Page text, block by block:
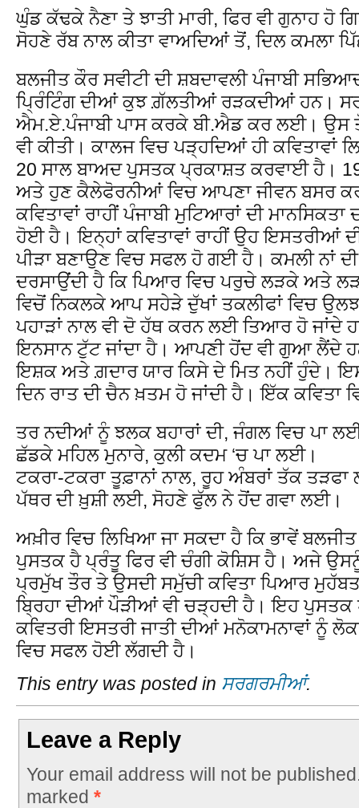
ਘੁੰਡ ਕੱਢਕੇ ਨੈਣਾ ਤੇ ਝਾਤੀ ਮਾਰੀ, ਫਿਰ ਵੀ ਗੁਨਾਹ ਹੋ
ਸੋਹਣੇ ਰੱਬ ਨਾਲ ਕੀਤਾ ਵਾਅਦਿਆਂ ਤੋਂ, ਦਿਲ ਕਮਲਾ
ਬਲਜੀਤ ਕੌਰ ਸਵੀਟੀ ਦੀ ਸ਼ਬਦਾਵਲੀ ਪੰਜਾਬੀ
ਪ੍ਰਿੰਟਿੰਗ ਦੀਆਂ ਕੁਝ ਗ਼ੱਲਤੀਆਂ ਰੜਕਦੀਆਂ ਹਨ।
ਐਮ.ਏ.ਪੰਜਾਬੀ ਪਾਸ ਕਰਕੇ ਬੀ.ਐਡ ਕਰ ਲਈ। ਉਸ
ਵੀ ਕੀਤੀ। ਕਾਲਜ ਵਿਚ ਪੜ੍ਹਦਿਆਂ ਹੀ
20 ਸਾਲ ਬਾਅਦ ਪੁਸਤਕ ਪ੍ਰਕਾਸ਼ਤ ਕਰਵਾਈ ਹੈ।
ਅਤੇ ਹੁਣ ਕੈਲੇਫੋਰਨੀਆਂ ਵਿਚ ਆਪਣਾ ਜੀਵਨ ਬਸਰ
ਕਵਿਤਾਵਾਂ ਰਾਹੀਂ ਪੰਜਾਬੀ ਮੁਟਿਆਰਾਂ ਦੀ
ਹੋਈ ਹੈ। ਇਨ੍ਹਾਂ ਕਵਿਤਾਵਾਂ ਰਾਹੀਂ ਉਹ ਇਸਤਰੀਆਂ
ਪੀੜਾ ਬਣਾਉਣ ਵਿਚ ਸਫਲ ਹੋ ਗਈ ਹੈ। ਕਮਲੀ ਨਾਂ
ਦਰਸਾਉਂਦੀ ਹੈ ਕਿ ਪਿਆਰ ਵਿਚ ਪਰੁਚੇ ਲੜਕੇ ਅਤੇ
ਵਿਚੋਂ ਨਿਕਲਕੇ ਆਪ ਸਹੇੜੇ ਦੁੱਖਾਂ ਤਕਲੀਫਾਂ ਵਿਚ
ਪਹਾੜਾਂ ਨਾਲ ਵੀ ਦੋ ਹੱਥ ਕਰਨ ਲਈ ਤਿਆਰ ਹੋ ਜਾਂਦੇ
ਇਨਸਾਨ ਟੁੱਟ ਜਾਂਦਾ ਹੈ। ਆਪਣੀ ਹੋਂਦ ਵੀ ਗੁਆ ਲੈਂਦੇ
ਇਸ਼ਕ ਅਤੇ ਗ਼ਦਾਰ ਯਾਰ ਕਿਸੇ ਦੇ ਮਿਤ ਨਹੀਂ ਹੁੰਦੇ।
ਦਿਨ ਰਾਤ ਦੀ ਚੈਨ ਖ਼ਤਮ ਹੋ ਜਾਂਦੀ ਹੈ। ਇੱਕ ਕਵਿਤਾ
ਤਰ ਨਦੀਆਂ ਨੂੰ ਝਲਕ ਬਹਾਰਾਂ ਦੀ, ਜੰਗਲ ਵਿਚ ਪਾ
ਛੱਡਕੇ ਮਹਿਲ ਮੁਨਾਰੇ, ਕੁਲੀ ਕਦਮ ‘ਚ ਪਾ ਲਈ।
ਟਕਰਾ-ਟਕਰਾ ਤੂਫ਼ਾਨਾਂ ਨਾਲ, ਰੂਹ ਅੰਬਰਾਂ ਤੱਕ
ਪੱਥਰ ਦੀ ਖ਼ੁਸ਼ੀ ਲਈ, ਸੋਹਣੇ ਫੁੱਲ ਨੇ ਹੋਂਦ ਗਵਾ ਲਈ।
ਅਖ਼ੀਰ ਵਿਚ ਲਿਖਿਆ ਜਾ ਸਕਦਾ ਹੈ ਕਿ ਭਾਵੇਂ
ਪੁਸਤਕ ਹੈ ਪ੍ਰੰਤੂ ਫਿਰ ਵੀ ਚੰਗੀ ਕੋਸ਼ਿਸ ਹੈ। ਅਜੇ
ਪ੍ਰਮੁੱਖ ਤੌਰ ਤੇ ਉਸਦੀ ਸਮੁੱਚੀ ਕਵਿਤਾ ਪਿਆਰ
ਬ੍ਰਿਹਾ ਦੀਆਂ ਪੌੜੀਆਂ ਵੀ ਚੜ੍ਹਦੀ ਹੈ। ਇਹ
ਕਵਿਤਰੀ ਇਸਤਰੀ ਜਾਤੀ ਦੀਆਂ ਮਨੋਕਾਮਨਾਵਾਂ ਨੂੰ
ਵਿਚ ਸਫਲ ਹੋਈ ਲੱਗਦੀ ਹੈ।
This entry was posted in ਸਰਗਰਮੀਆਂ.
Leave a Reply
Your email address will not be
marked *